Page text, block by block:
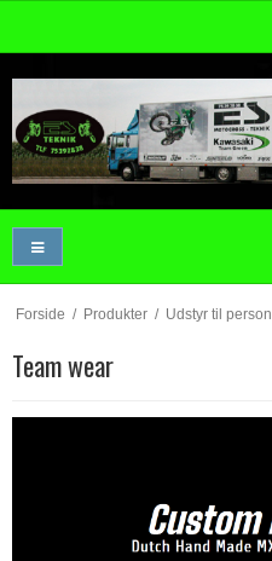
Forside / Produkter / Udstyr til person
Team wear